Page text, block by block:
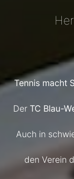
Tennis macht
Der TC Blau-
Auch in
den Verein